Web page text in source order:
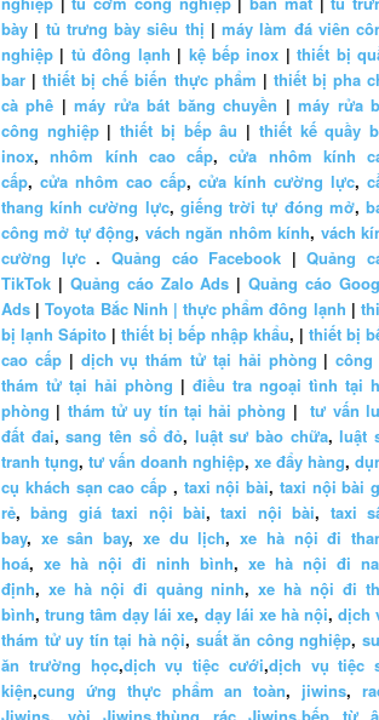
bày | tủ trưng bày siêu thị | máy làm đá viên
nghiệp | tủ đông lạnh | kệ bếp inox |thiết bị
bar |thiết bị chế biến thực phẩm | thiết bị pha
cà phê |máy rửa bát băng chuyền |máy rửa
công nghiệp|thiết bị bếp âu | thiết kế quầy
inox,nhôm kính cao cấp,cửa nhôm kính
cấp, cửa nhôm cao cấp, cửa kính cường lực,
thang kính cường lực, giếng trời tự đóng mở,
công mở tự động, vách ngăn nhôm kính, vách
cường lực. Quảng cáo Facebook |Quảng
TikTok | Quảng cáo Zalo Ads |Quảng cáo
Ads |Toyota Bắc Ninh | thực phẩm đông lạnh |
bị lạnh Sápito | thiết bị bếp nhập khẩu, | thiết bị
cao cấp| dịch vụ thám tử tại hải phòng |công
thám tử tại hải phòng | điều tra ngoại tình tại
phòng | thám tử uy tín tại hải phòng |tư vấn
đất đai,sang tên sổ đỏ, luật sư bào chữa,luật
tranh tụng, tư vấn doanh nghiệp, xe đẩy hàng,
cụ khách sạn cao cấp , taxi nội bài, taxi nội bài
rẻ,bảng giá taxi nội bài,taxi nội bài, taxi
bay, xe sân bay, xe du lịch,xe hà nội đi
hoá, xe hà nội đi ninh bình, xe hà nội đi
định, xe hà nội đi quảng ninh,xe hà nội đi
bình,trung tâm dạy lái xe, dạy lái xe hà nội, dịch
thám tử uy tín tại hà nội, suất ăn công nghiệp,
ăn trường học,dịch vụ tiệc cưới,dịch vụ tiệc
kiện,cung ứng thực phẩm an toàn, jiwins,